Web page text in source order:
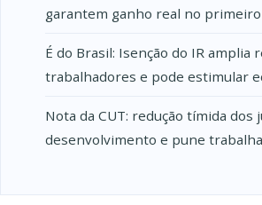
garantem ganho real no
É do Brasil: Isenção do IR amplia
trabalhadores e pode estimular
Nota da CUT: redução tímida dos
desenvolvimento e pune